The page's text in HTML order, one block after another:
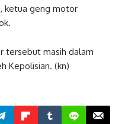
ketua geng motor
tersebut masih dalam
Kepolisian. (kn)